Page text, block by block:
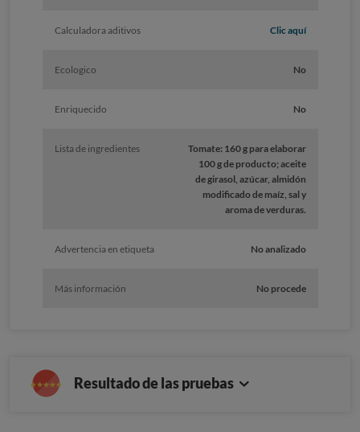
Calculadora aditivos Clic aquí
Ecologico No
Enriquecido No
Lista de ingredientes
Tomate: 160 g para elaborar
100 g de producto; aceite
de girasol, azúcar, almidón
modificado de maíz, sal y
aroma de verduras.
Advertencia en etiqueta No analizado
Más información No procede
Resultado de las pruebas